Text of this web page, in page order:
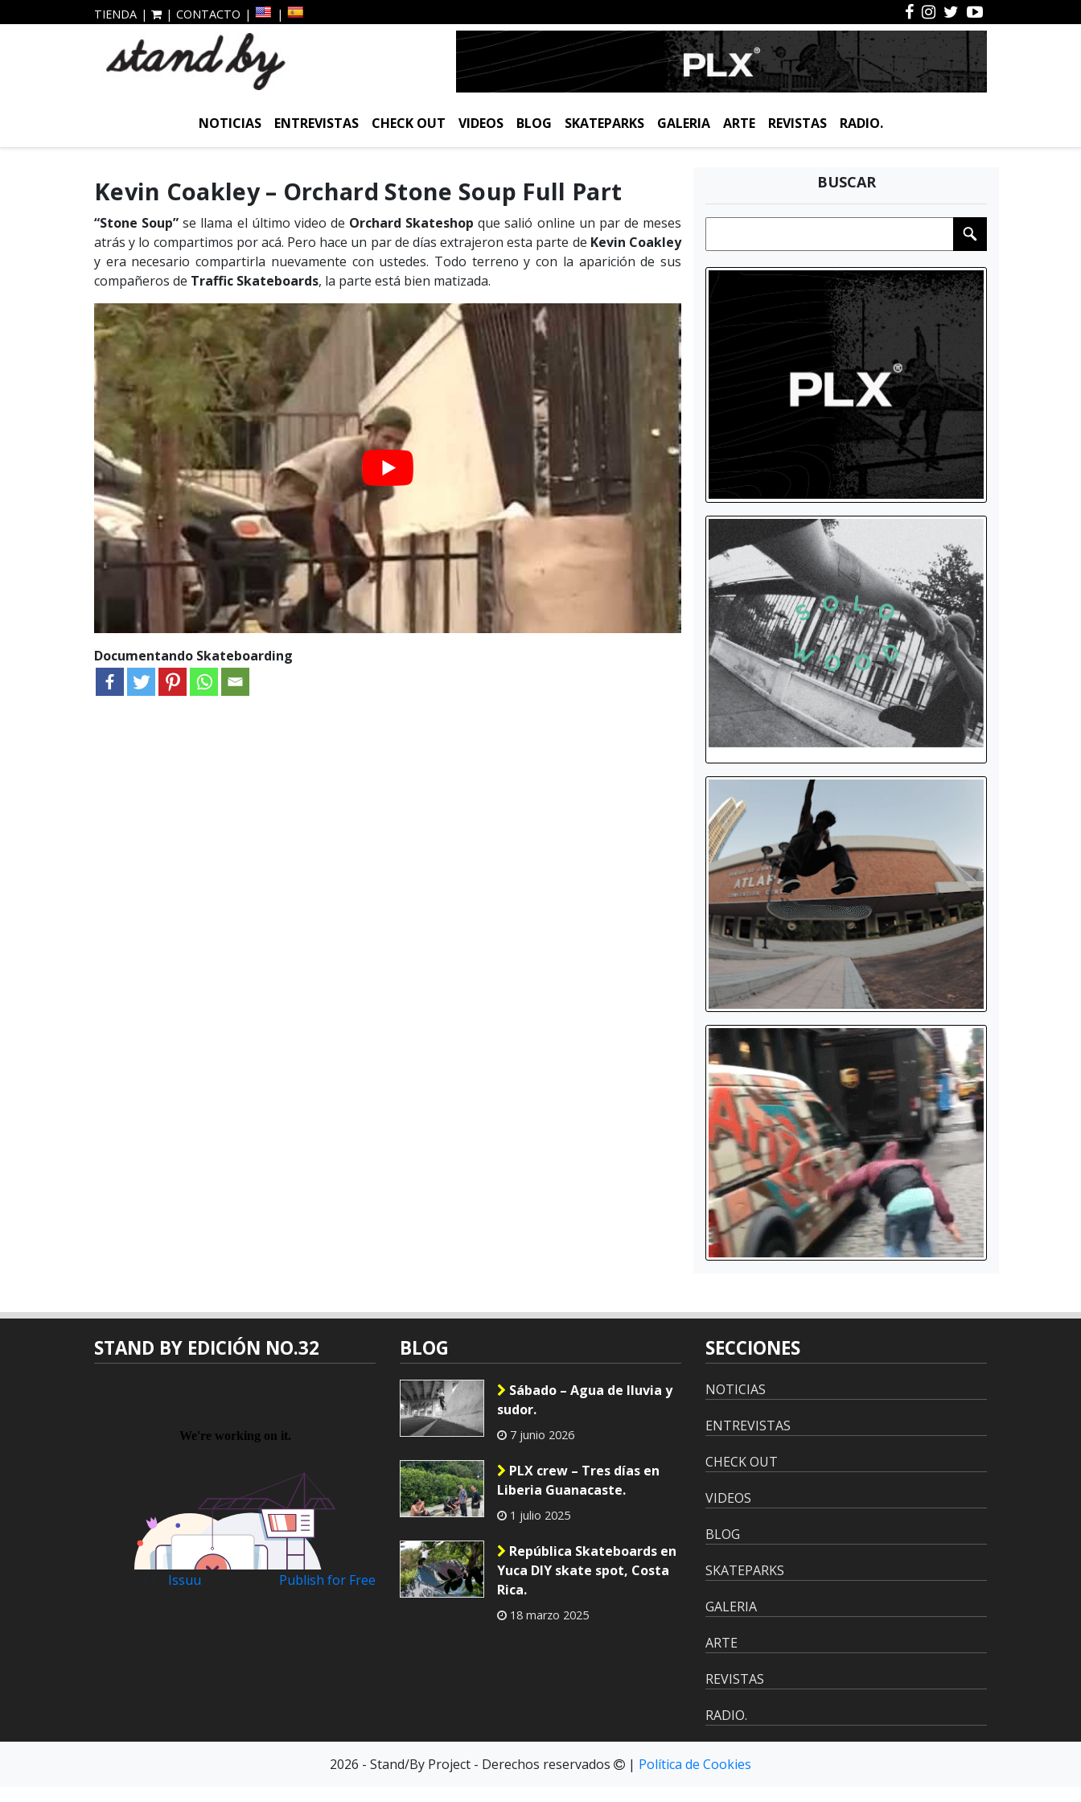
TIENDA CONTACTO
NOTICIAS ENTREVISTAS CHECK OUT VIDEOS BLOG SKATEPARKS GALERIA ARTE REVISTAS RADIO.
‪Kevin Coakley – Orchard Stone Soup Full Part‬
“Stone Soup” se llama el último video de Orchard Skateshop que salió online un par de meses
atrás y lo compartimos por acá. Pero hace un par de días extrajeron esta parte de Kevin Coakley
y era necesario compartirla nuevamente con ustedes. Todo terreno y con la aparición de sus
compañeros de Traffic Skateboards, la parte está bien matizada.
Documentando Skateboarding
BUSCAR
STAND BY EDICIÓN NO.32
Issuu Publish for Free
BLOG
Sábado – Agua de lluvia y
sudor.
7 junio 2026
PLX crew – Tres días en
Liberia Guanacaste.
1 julio 2025
República Skateboards en
Yuca DIY skate spot, Costa
Rica.
18 marzo 2025
SECCIONES
NOTICIAS
ENTREVISTAS
CHECK OUT
VIDEOS
BLOG
SKATEPARKS
GALERIA
ARTE
REVISTAS
RADIO.
2026 - Stand/By Project - Derechos reservados | Política de Cookies